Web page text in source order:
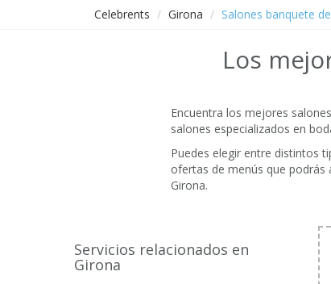
Celebrents Girona Salones banquete
Los
Encuentra los mejores
salones especializados en
Puedes elegir entre distintos
ofertas de menús que
Girona.
Servicios relacionados en
Girona